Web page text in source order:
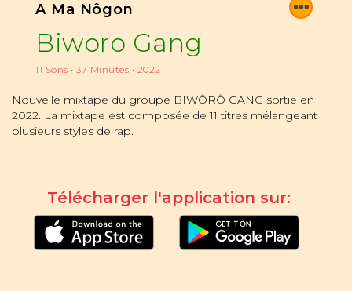
A Ma Nôgon
Biworo Gang
11 Sons • 37 Minutes • 2022
Nouvelle mixtape du groupe BIWÔRÔ GANG sortie en
2022. La mixtape est composée de 11 titres mélangeant
plusieurs styles de rap.
Télécharger l'application sur: